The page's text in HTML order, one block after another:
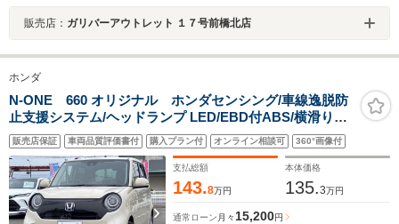
販売店： ガリバーアウトレット １７号前橋北店
ホンダ
N-ONE 660 オリジナル ホンダセンシング/車線逸脱防
止支援システム/ヘッドランプ LED/EBD付ABS/横滑り防
止装置/アイドリングストップ/禁煙車/エアバッグ 運転席/
エアバッグ 助手席/エアバッグ サイド
販売店保証 車両品質評価書付 購入プラン付 オンライン相談可 360°画像付
支払総額
143.8万円
本体価格
135.3万円
通常ローン 月々 15,200円